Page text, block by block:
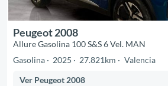
Peugeot 2008
Allure Gasolina 100 S&S 6 Vel. MAN
Gasolina
2025 27.821km Valencia
Ver Peugeot 2008